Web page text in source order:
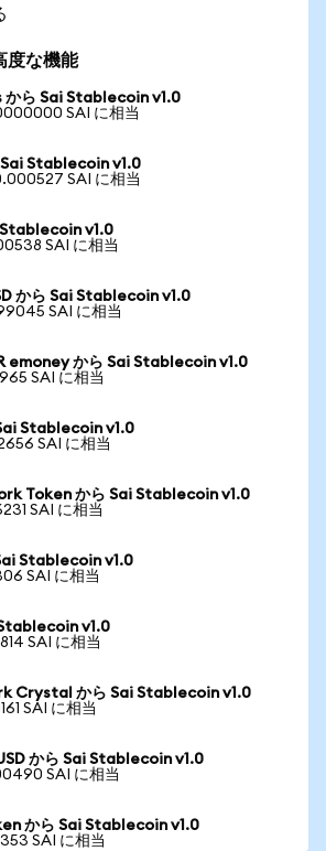
度な機能
から Sai Stablecoin v1.0
SAI に相当
Stablecoin v1.0
SAI に相当
v1.0
SAI に相当
から Sai Stablecoin v1.0
SAI に相当
emoney から Sai Stablecoin v1.0
SAI に相当
Stablecoin v1.0
SAI に相当
Token から Sai Stablecoin v1.0
SAI に相当
Stablecoin v1.0
SAI に相当
v1.0
SAI に相当
Crystal から Sai Stablecoin v1.0
SAI に相当
から Sai Stablecoin v1.0
SAI に相当
から Sai Stablecoin v1.0
SAI に相当